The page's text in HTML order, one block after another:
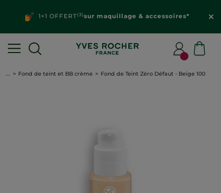
1+1 OFFERT(3)sur maquillage & accessoires*
... Fond de teint et BB crème Fond de Teint Zéro Défaut - Beige 100